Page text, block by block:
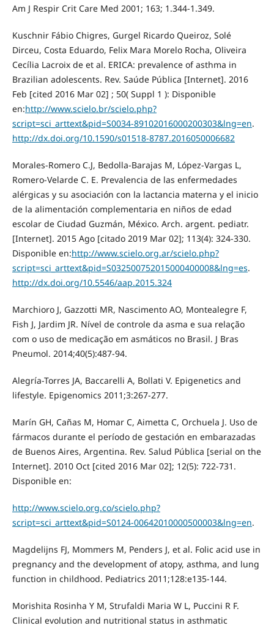
Am J Respir Crit Care Med 2001; 163; 1.344-1.349.
Kuschnir Fábio Chigres, Gurgel Ricardo Queiroz, Solé
Dirceu, Costa Eduardo, Felix Mara Morelo Rocha, Oliveira
Cecília Lacroix de et al. ERICA: prevalence of asthma in
Brazilian adolescents. Rev. Saúde Pública [Internet]. 2016
Feb [cited 2016 Mar 02] ; 50( Suppl 1 ): Disponible
en:http://www.scielo.br/scielo.php?
script=sci_arttext&pid=S0034-89102016000200303&lng=en.
http://dx.doi.org/10.1590/s01518-8787.2016050006682
Morales-Romero C.J, Bedolla-Barajas M, López-Vargas L,
Romero-Velarde C. E. Prevalencia de las enfermedades
alérgicas y su asociación con la lactancia materna y el inicio
de la alimentación complementaria en niños de edad
escolar de Ciudad Guzmán, México. Arch. argent. pediatr.
[Internet]. 2015 Ago [citado 2019 Mar 02]; 113(4): 324-330.
Disponible en:http://www.scielo.org.ar/scielo.php?
script=sci_arttext&pid=S032500752015000400008&lng=es.
http://dx.doi.org/10.5546/aap.2015.324
Marchioro J, Gazzotti MR, Nascimento AO, Montealegre F,
Fish J, Jardim JR. Nível de controle da asma e sua relação
com o uso de medicação em asmáticos no Brasil. J Bras
Pneumol. 2014;40(5):487-94.
Alegría-Torres JA, Baccarelli A, Bollati V. Epigenetics and
lifestyle. Epigenomics 2011;3:267-277.
Marín GH, Cañas M, Homar C, Aimetta C, Orchuela J. Uso de
fármacos durante el período de gestación en embarazadas
de Buenos Aires, Argentina. Rev. Salud Pública [serial on the
Internet]. 2010 Oct [cited 2016 Mar 02]; 12(5): 722-731.
Disponible en:
http://www.scielo.org.co/scielo.php?
script=sci_arttext&pid=S0124-00642010000500003&lng=en.
Magdelijns FJ, Mommers M, Penders J, et al. Folic acid use in
pregnancy and the development of atopy, asthma, and lung
function in childhood. Pediatrics 2011;128:e135-144.
Morishita Rosinha Y M, Strufaldi Maria W L, Puccini R F.
Clinical evolution and nutritional status in asthmatic